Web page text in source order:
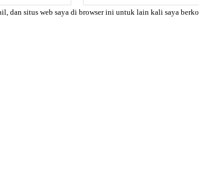
dan situs web saya di browser ini untuk lain kali saya